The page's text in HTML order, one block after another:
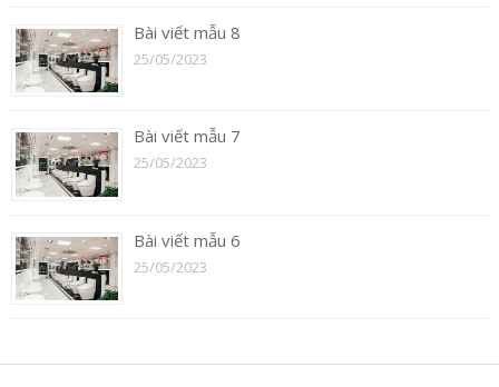
Bài viết mẫu 8
25/05/2023
Bài viết mẫu 7
25/05/2023
Bài viết mẫu 6
25/05/2023